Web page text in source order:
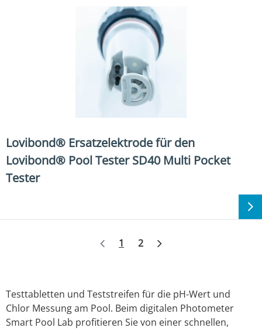
Lovibond® Ersatzelektrode für den
Lovibond® Pool Tester SD40 Multi Pocket
Tester
1 2 Weiter
Testtabletten und Teststreifen für die pH-Wert und
Chlor Messung am Pool. Beim digitalen Photometer
Smart Pool Lab profitieren Sie von einer schnellen,